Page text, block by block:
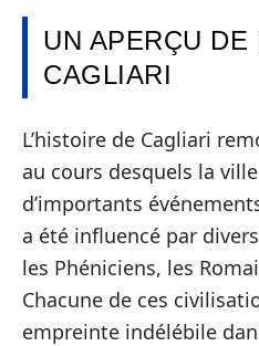
UN APERÇU DE
CAGLIARI
L’histoire de Cagliari
au cours desquels la
d’importants
a été influencé par
les Phéniciens, les
Chacune de ces
empreinte indélébile